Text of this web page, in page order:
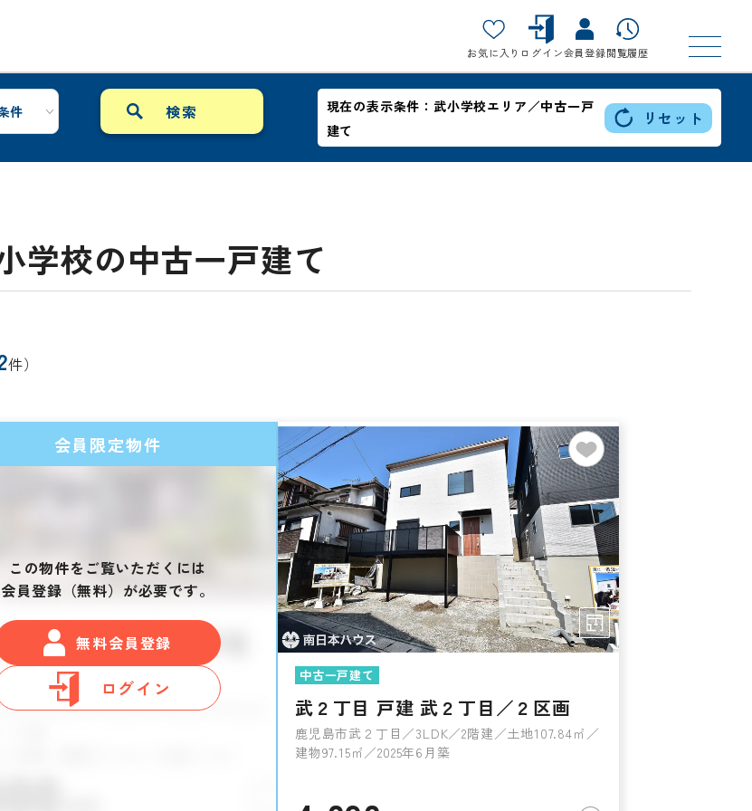
お気に入り ログイン会員登録閲覧履歴
件 現在の表示条件： 武小学校エリア／中古一戸
建て
リセット
学校の中古一戸建て
件）
会員限定物件
この物件をご覧いただくには
会員登録（無料）が必要です。
無料会員登録
ログイン
中古一戸建て
武２丁目 戸建 武２丁目／２区画
鹿児島市武２丁目／3LDK／2階建／土地107.84㎡／
建物97.15㎡／2025年6月築